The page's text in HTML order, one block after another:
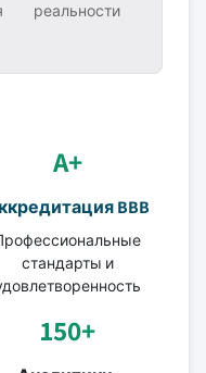
реальности
A+
BBB
стандарты и
150+